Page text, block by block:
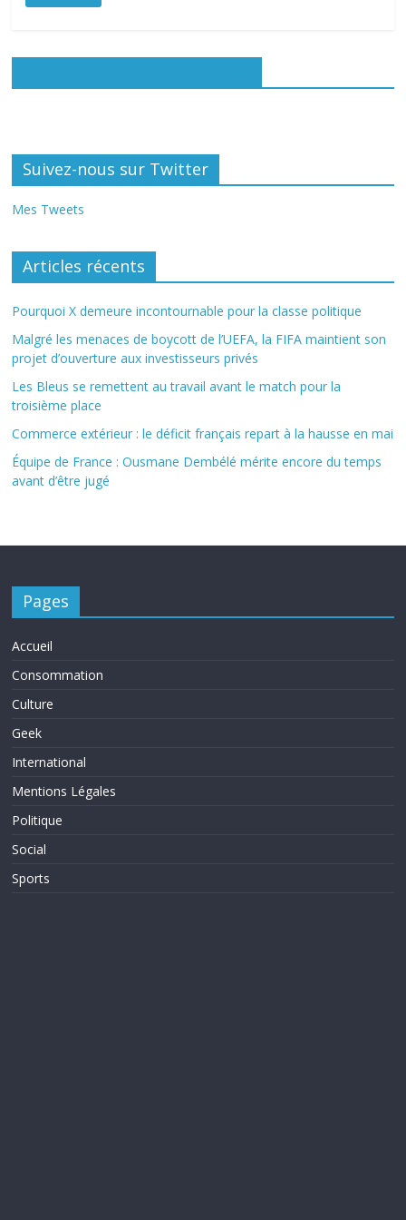
Suivez-nous sur Twitter
Mes Tweets
Articles récents
Pourquoi X demeure incontournable pour la classe politique
Malgré les menaces de boycott de l’UEFA, la FIFA maintient son
projet d’ouverture aux investisseurs privés
Les Bleus se remettent au travail avant le match pour la
troisième place
Commerce extérieur : le déficit français repart à la hausse en mai
Équipe de France : Ousmane Dembélé mérite encore du temps
avant d’être jugé
Pages
Accueil
Consommation
Culture
Geek
International
Mentions Légales
Politique
Social
Sports